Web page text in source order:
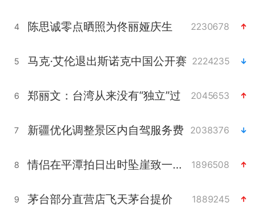
4 陈思诚零点晒照为佟丽娅庆生 2230678
5 马克·艾伦退出斯诺克中国公开赛 2224235
6 郑丽文：台湾从来没有“独立”过 2045653
7 新疆优化调整景区内自驾服务费 2038376
8 情侣在平潭拍日出时坠崖致一死一伤 1896508
9 茅台部分直营店飞天茅台提价 1889245